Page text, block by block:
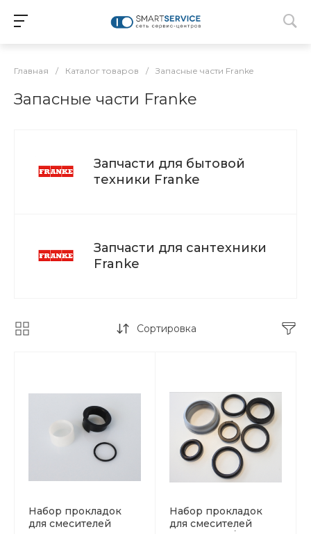
Главная / Каталог товаров / Запасные части Franke
Запасные части Franke
Запчасти для бытовой
техники Franke
Запчасти для сантехники
Franke
Сортировка
Набор прокладок
для смесителей
Набор прокладок
для смесителей